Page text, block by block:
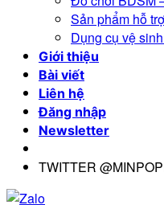
Sản phẩm hỗ
Dụng cụ vệ
Giới thiệu
Bài viết
Liên hệ
Đăng nhập
Newsletter
TWITTER